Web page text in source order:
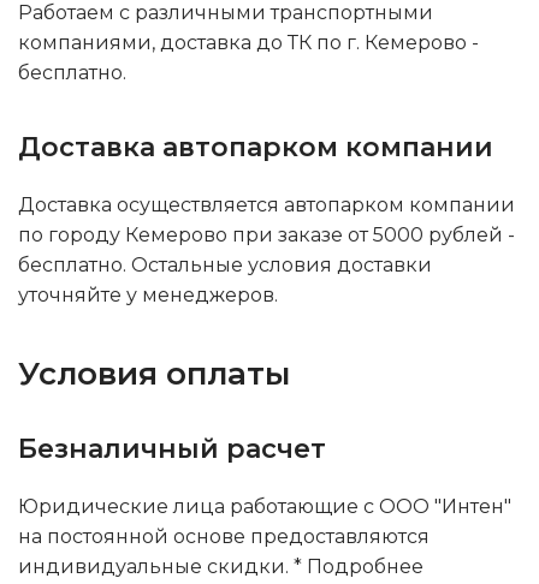
Работаем с различными транспортными
компаниями, доставка до ТК по г. Кемерово -
бесплатно.
Доставка автопарком компании
Доставка осуществляется автопарком компании
по городу Кемерово при заказе от 5000 рублей -
бесплатно. Остальные условия доставки
уточняйте у менеджеров.
Условия оплаты
Безналичный расчет
Юридические лица работающие с ООО "Интен"
на постоянной основе предоставляются
индивидуальные скидки. * Подробнее